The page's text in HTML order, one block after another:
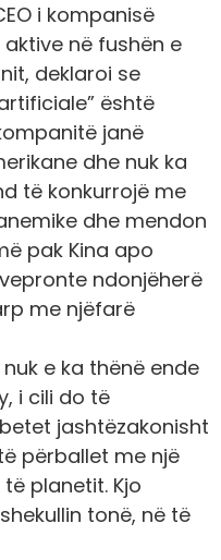
i kompanisë
në fushën e
deklaroi se
është
janë
dhe nuk ka
të konkurrojë me
dhe mendon
pak Kina apo
ndonjëherë
me njëfarë
e ka thënë ende
i cili do të
jashtëzakonisht
përballet me një
planetit. Kjo
tonë, në të